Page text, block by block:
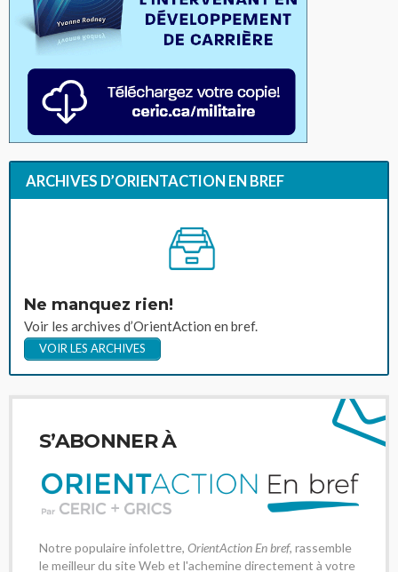
ARCHIVES D’ORIENTACTION EN BREF
Ne manquez rien!
Voir les archives d’OrientAction en bref.
VOIR LES ARCHIVES
S’ABONNER À
Notre populaire infolettre, OrientAction En bref, rassemble
le meilleur du site Web et l'achemine directement à votre